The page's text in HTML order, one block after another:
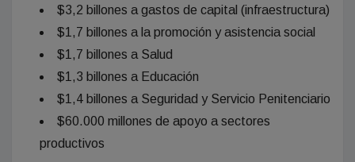
$3,2 billones a gastos de capital (infraestructura)
$1,7 billones a la promoción y asistencia social
$1,7 billones a Salud
$1,3 billones a Educación
$1,4 billones a Seguridad y Servicio Penitenciario
$60.000 millones de apoyo a sectores
productivos